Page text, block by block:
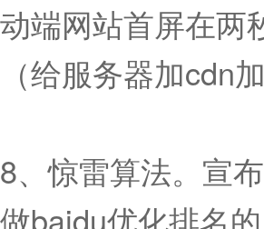
动端网站首屏在两
（给服务器加cdn
8、惊雷算法。宣
做baidu优化排名